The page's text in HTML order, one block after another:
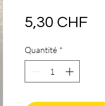
5,30 CHF
Quantité *